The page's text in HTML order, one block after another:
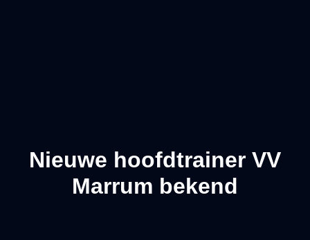
Nieuwe hoofdtrainer VV
Marrum bekend